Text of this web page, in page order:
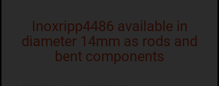
Inoxripp4486 available in
diameter 14mm as rods and
bent components